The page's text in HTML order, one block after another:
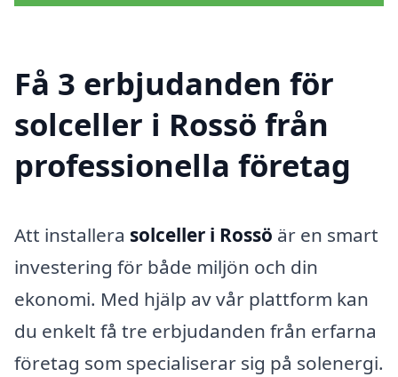
Få 3 erbjudanden för
solceller i Rossö från
professionella företag
Att installera solceller i Rossö är en smart
investering för både miljön och din
ekonomi. Med hjälp av vår plattform kan
du enkelt få tre erbjudanden från erfarna
företag som specialiserar sig på solenergi.